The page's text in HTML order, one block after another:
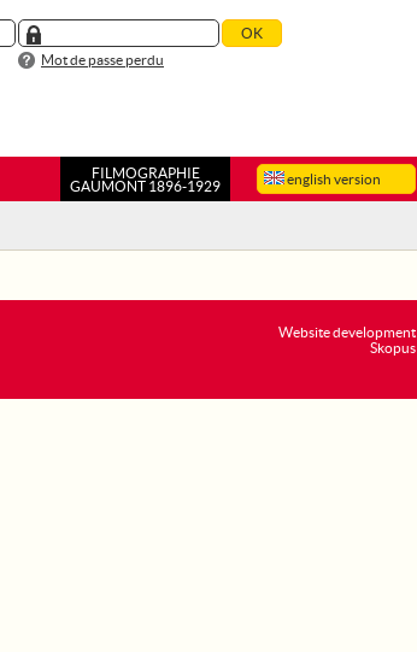
Mot de passe perdu
english version
FILMOGRAPHIE
GAUMONT 1896-1929
Website development
Skopus